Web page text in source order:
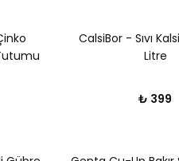
CalsiBor - Sıvı
Litre
₺ 399